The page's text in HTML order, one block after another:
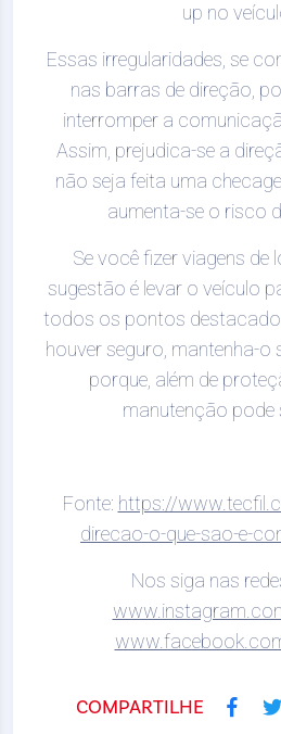
up no
Essas irregularidades, se
nas barras de direção,
interromper a
Assim, prejudica-se a
não seja feita uma
aumenta-se o risco
Se você fizer viagens de
sugestão é levar o veículo
todos os pontos
houver seguro, mantenha-o
porque, além de
manutenção pode
Fonte: https://
direcao-o-que-sao-e-
Nos siga nas
COMPARTILHE